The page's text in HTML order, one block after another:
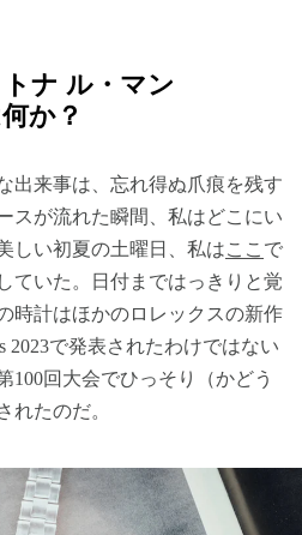
ナ ル・マン
か？
出来事は、忘れ得ぬ爪痕を残す
スが流れた瞬間、私はどこにい
しい初夏の土曜日、私はここ で
ていた。日付まではっきりと覚
時計はほかのロレックスの新作
2023で発表されたわけではない
100回大会でひっそり（かどう
れたのだ。